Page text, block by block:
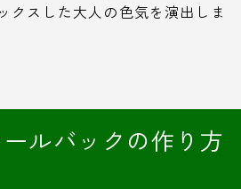
クスした大人の色気を演出しま
ルバックの作り方